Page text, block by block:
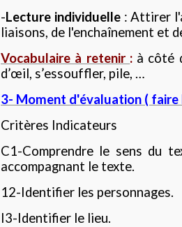
-Lecture individuelle: Attirer
liaisons, de l'enchaînement et
Vocabulaire à retenir : à côté
d’œil, s’essouffler, pile, …
3- Moment d'évaluation ( faire
Critères Indicateurs
C1-Comprendre le sens du
accompagnant le texte.
12-Identifier les personnages.
I3-Identifier le lieu.